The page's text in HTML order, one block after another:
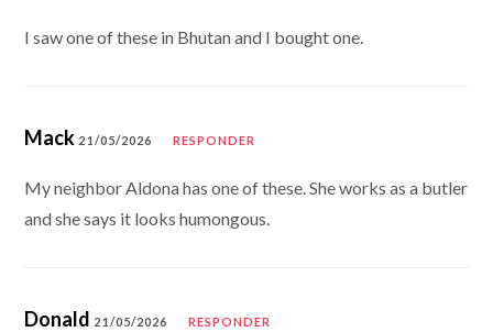
I saw one of these in Bhutan and I bought one.
Mack 21/05/2026 RESPONDER
My neighbor Aldona has one of these. She works as a butler
and she says it looks humongous.
Donald 21/05/2026 RESPONDER